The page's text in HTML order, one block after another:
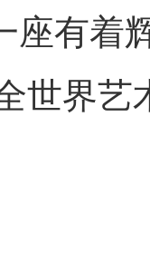
座有着
世界艺